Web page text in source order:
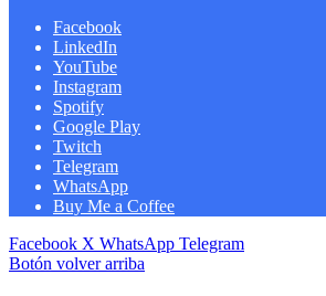
Facebook
LinkedIn
YouTube
Instagram
Spotify
Google Play
Twitch
Telegram
WhatsApp
Buy Me a Coffee
Facebook X WhatsApp Telegram
Botón volver arriba